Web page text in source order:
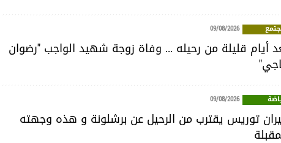
09/08/2026
أيام قليلة من رحيله ... وفاة زوجة شهيد الواجب "رضوان
09/08/2026
توريس يقترب من الرحيل عن برشلونة و هذه وجهته